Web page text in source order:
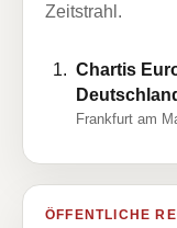
Zeitstrahl.
Chartis
Frankfurt am
ÖFFENTLICHE